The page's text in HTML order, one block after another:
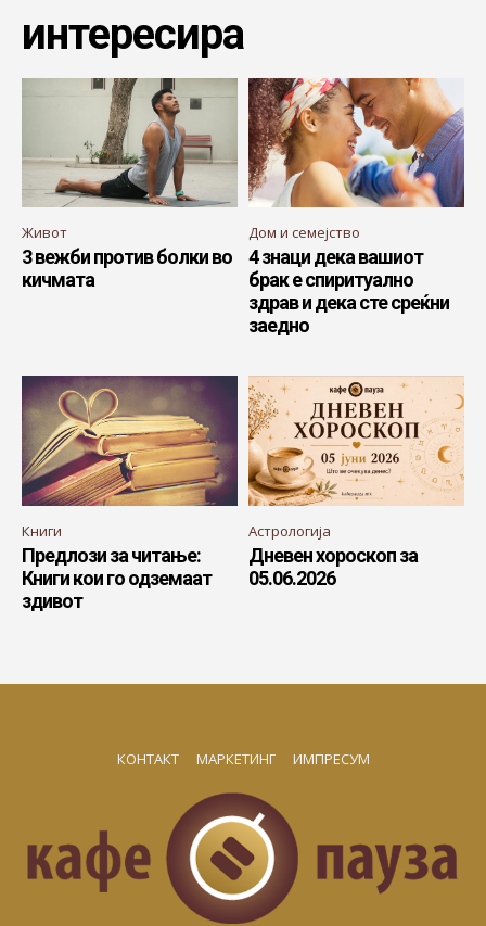
интересира
Живот
3 вежби против болки во
кичмата
Дом и семејство
4 знаци дека вашиот
брак е спиритуално
здрав и дека сте среќни
заедно
Книги
Предлози за читање:
Книги кои го одземаат
здивот
Астрологија
Дневен хороскоп за
05.06.2026
КОНТАКТ МАРКЕТИНГ ИМПРЕСУМ